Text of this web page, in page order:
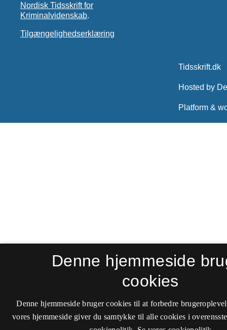
Nordisk Tidsskrift for
Kriminalvidenskab.
Tilgængelighedserklæring
Denne hjemmeside
cookies
Denne hjemmeside bruger cookies til at forbedre
vores hjemmeside giver du samtykke til alle cookies i